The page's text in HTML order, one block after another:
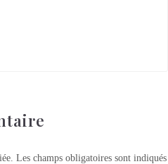
Les champs obligatoires sont indiqués